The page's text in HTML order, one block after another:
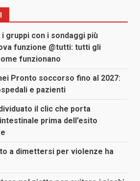
gruppi con i sondaggi più
funzione @tutti: tutti gli
funzionano
Pronto soccorso fino al 2027:
e pazienti
il clic che porta
prima dell’esito
a dimettersi per violenze ha